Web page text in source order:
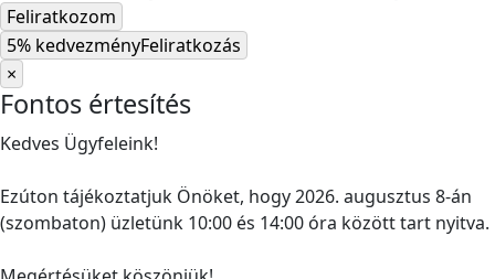
Feliratkozom
5% kedvezményFeliratkozás
×
Fontos értesítés
Kedves Ügyfeleink!
Ezúton tájékoztatjuk Önöket, hogy 2026. augusztus 8-án
(szombaton) üzletünk 10:00 és 14:00 óra között tart nyitva.